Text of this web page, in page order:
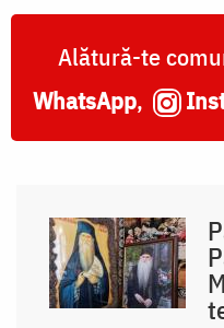
Alătură-te
WhatsApp,